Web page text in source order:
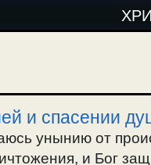
и спасении
унынию от
и Бог